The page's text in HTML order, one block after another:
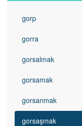
gorp
gorra
gorsalmak
gorsamak
gorsanmak
gorsaşmak